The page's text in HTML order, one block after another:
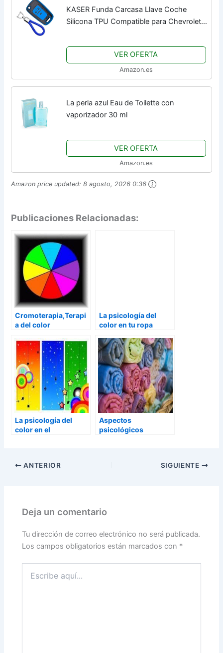
KASER Funda Carcasa Llave Coche
Silicona TPU Compatible para Chevrolet
Zafira Cover Llaveros Efecto Piel
Protección Mando...VER OFERTA
Amazon.es
La perla azul Eau de Toilette con
vaporizador 30 ml
VER OFERTA
Amazon.es
Amazon price updated:8 agosto, 2026 0:36
Publicaciones Relacionadas:
Cromoterapia,Terapi
a del color
La psicología del
color en tu ropa
La psicología del
color en el
Aspectos
psicológicos
ANTERIOR SIGUIENTE
Deja un comentario
Tu dirección de correo electrónico no será publicada.
Los campos obligatorios están marcados con *
aquí...